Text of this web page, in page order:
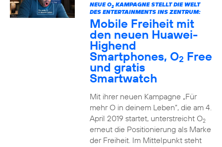
NEUE O2KAMPAGNE STELLT DIE WELT
DES ENTERTAINMENTS INS ZENTRUM:
Mobile Freiheit mit
den neuen Huawei-
Highend
Smartphones, O2 Free
und gratis
Smartwatch
Mit ihrer neuen Kampagne „Für
mehr O in deinem Leben“, die am 4.
April 2019 startet, unterstreicht O2
erneut die Positionierung als Marke
der Freiheit. Im Mittelpunkt steht